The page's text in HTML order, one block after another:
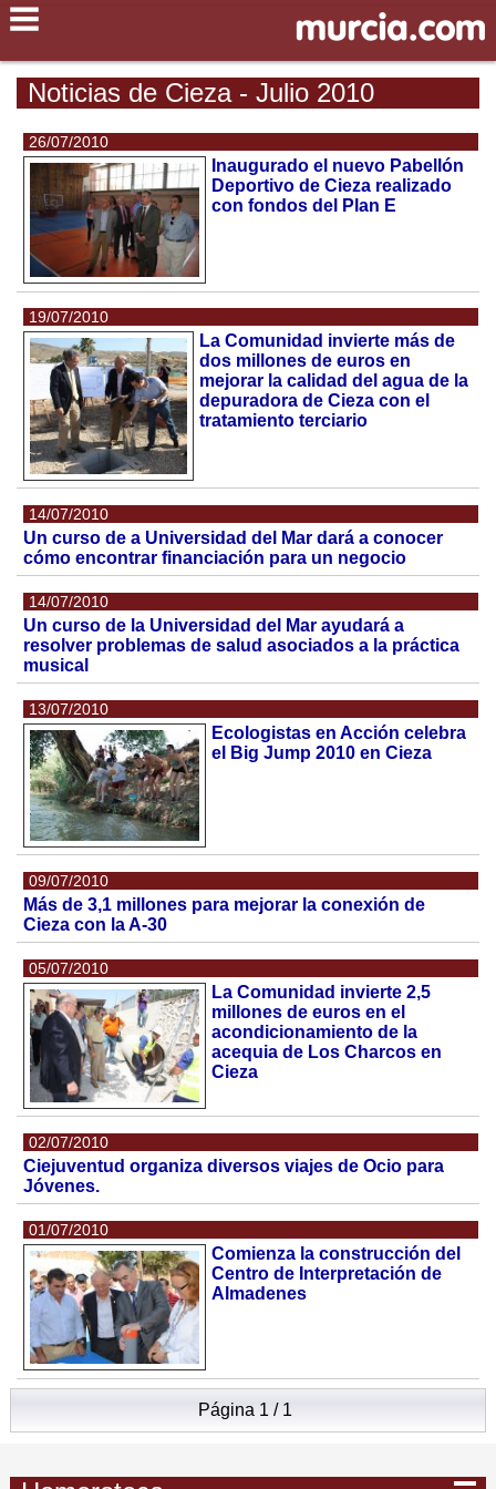
Noticias de Cieza - Julio 2010
26/07/2010
Inaugurado el nuevo Pabellón
Deportivo de Cieza realizado
con fondos del Plan E
19/07/2010
La Comunidad invierte más de
dos millones de euros en
mejorar la calidad del agua de la
depuradora de Cieza con el
tratamiento terciario
14/07/2010
Un curso de a Universidad del Mar dará a conocer
cómo encontrar financiación para un negocio
14/07/2010
Un curso de la Universidad del Mar ayudará a
resolver problemas de salud asociados a la práctica
musical
13/07/2010
Ecologistas en Acción celebra
el Big Jump 2010 en Cieza
09/07/2010
Más de 3,1 millones para mejorar la conexión de
Cieza con la A-30
05/07/2010
La Comunidad invierte 2,5
millones de euros en el
acondicionamiento de la
acequia de Los Charcos en
Cieza
02/07/2010
Ciejuventud organiza diversos viajes de Ocio para
Jóvenes.
01/07/2010
Comienza la construcción del
Centro de Interpretación de
Almadenes
Página 1 / 1